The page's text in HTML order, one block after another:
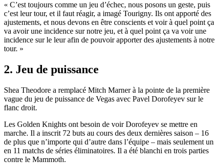
« C’est toujours comme un jeu d’échec, nous posons un geste, puis
c’est leur tour, et il faut réagir, a imagé Tourigny. Ils ont apporté des
ajustements, et nous devons en être conscients et voir à quel point ça
va avoir une incidence sur notre jeu, et à quel point ça va voir une
incidence sur le leur afin de pouvoir apporter des ajustements à notre
tour. »
2. Jeu de puissance
Shea Theodore a remplacé Mitch Marner à la pointe de la première
vague du jeu de puissance de Vegas avec Pavel Dorofeyev sur le
flanc droit.
Les Golden Knights ont besoin de voir Dorofeyev se mettre en
marche. Il a inscrit 72 buts au cours des deux dernières saison – 16
de plus que n’importe qui d’autre dans l’équipe – mais seulement un
en 11 matchs de séries éliminatoires. Il a été blanchi en trois parties
contre le Mammoth.